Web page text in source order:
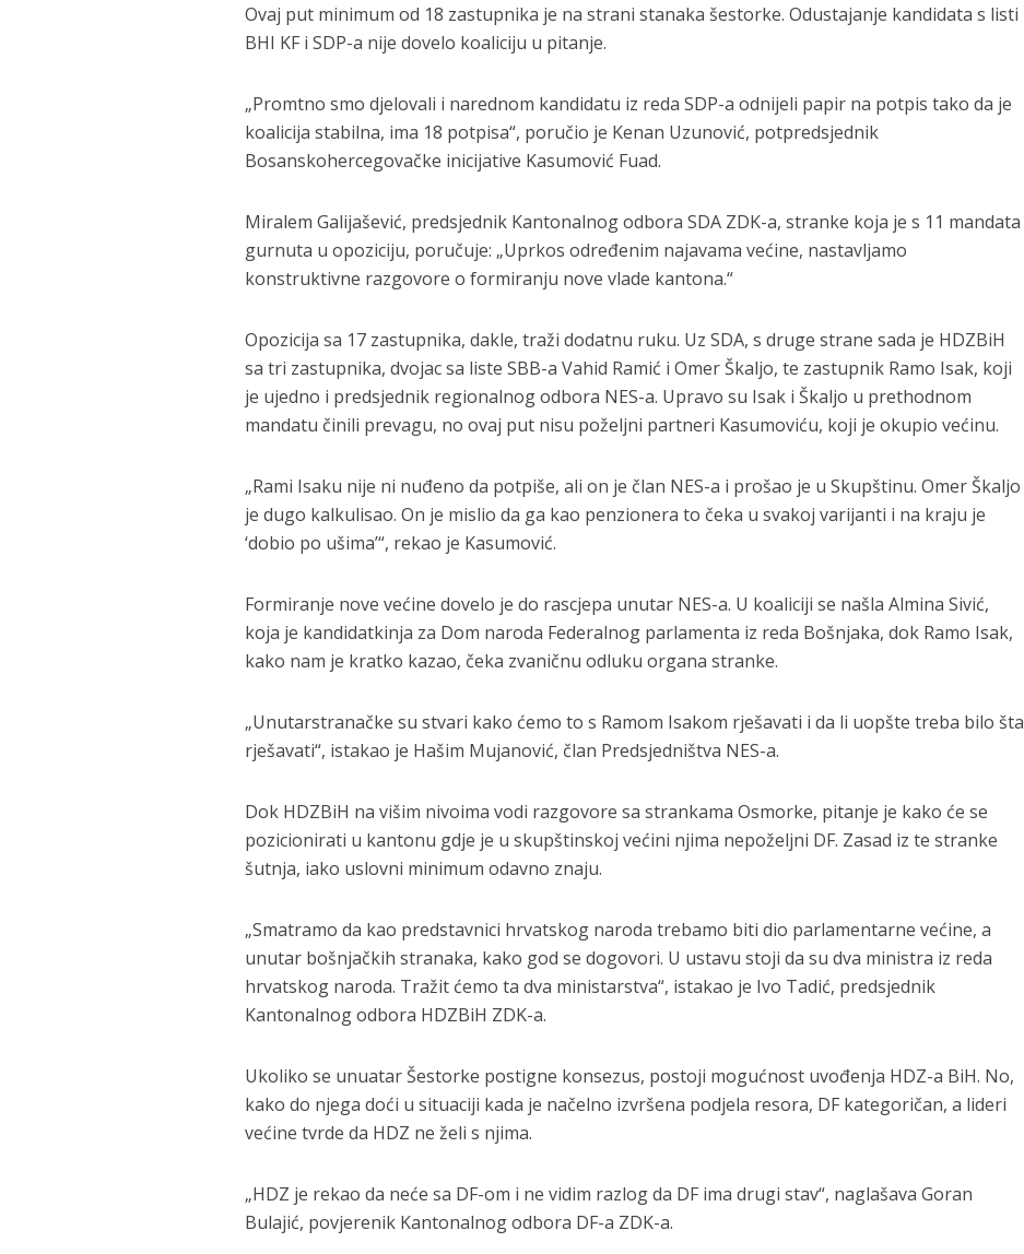
Ovaj put minimum od 18 zastupnika je na strani stanaka šestorke. Odustajanje kandidata s listi
BHI KF i SDP-a nije dovelo koaliciju u pitanje.
„Promtno smo djelovali i narednom kandidatu iz reda SDP-a odnijeli papir na potpis tako da je
koalicija stabilna, ima 18 potpisa“, poručio je Kenan Uzunović, potpredsjednik
Bosanskohercegovačke inicijative Kasumović Fuad.
Miralem Galijašević, predsjednik Kantonalnog odbora SDA ZDK-a, stranke koja je s 11 mandata
gurnuta u opoziciju, poručuje: „Uprkos određenim najavama većine, nastavljamo
konstruktivne razgovore o formiranju nove vlade kantona.“
Opozicija sa 17 zastupnika, dakle, traži dodatnu ruku. Uz SDA, s druge strane sada je HDZBiH
sa tri zastupnika, dvojac sa liste SBB-a Vahid Ramić i Omer Škaljo, te zastupnik Ramo Isak, koji
je ujedno i predsjednik regionalnog odbora NES-a. Upravo su Isak i Škaljo u prethodnom
mandatu činili prevagu, no ovaj put nisu poželjni partneri Kasumoviću, koji je okupio većinu.
„Rami Isaku nije ni nuđeno da potpiše, ali on je član NES-a i prošao je u Skupštinu. Omer Škaljo
je dugo kalkulisao. On je mislio da ga kao penzionera to čeka u svakoj varijanti i na kraju je
‘dobio po ušima’“, rekao je Kasumović.
Formiranje nove većine dovelo je do rascjepa unutar NES-a. U koaliciji se našla Almina Sivić,
koja je kandidatkinja za Dom naroda Federalnog parlamenta iz reda Bošnjaka, dok Ramo Isak,
kako nam je kratko kazao, čeka zvaničnu odluku organa stranke.
„Unutarstranačke su stvari kako ćemo to s Ramom Isakom rješavati i da li uopšte treba bilo šta
rješavati“, istakao je Hašim Mujanović, član Predsjedništva NES-a.
Dok HDZBiH na višim nivoima vodi razgovore sa strankama Osmorke, pitanje je kako će se
pozicionirati u kantonu gdje je u skupštinskoj većini njima nepoželjni DF. Zasad iz te stranke
šutnja, iako uslovni minimum odavno znaju.
„Smatramo da kao predstavnici hrvatskog naroda trebamo biti dio parlamentarne većine, a
unutar bošnjačkih stranaka, kako god se dogovori. U ustavu stoji da su dva ministra iz reda
hrvatskog naroda. Tražit ćemo ta dva ministarstva“, istakao je Ivo Tadić, predsjednik
Kantonalnog odbora HDZBiH ZDK-a.
Ukoliko se unuatar Šestorke postigne konsezus, postoji mogućnost uvođenja HDZ-a BiH. No,
kako do njega doći u situaciji kada je načelno izvršena podjela resora, DF kategoričan, a lideri
većine tvrde da HDZ ne želi s njima.
„HDZ je rekao da neće sa DF-om i ne vidim razlog da DF ima drugi stav“, naglašava Goran
Bulajić, povjerenik Kantonalnog odbora DF-a ZDK-a.